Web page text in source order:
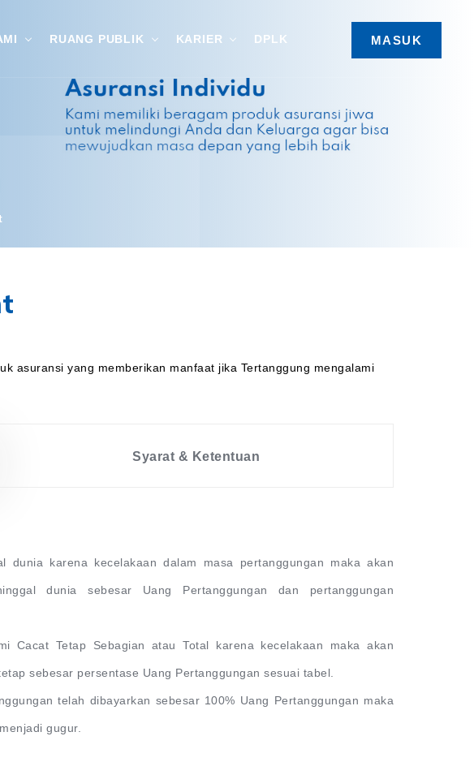
RUANG PUBLIK KARIER DPLK MASUK
asuransi yang memberikan manfaat jika Tertanggung mengalami
Syarat & Ketentuan
dunia karena kecelakaan dalam masa pertanggungan maka akan
dunia sebesar Uang Pertanggungan dan pertanggungan
Cacat Tetap Sebagian atau Total karena kecelakaan maka akan
sebesar persentase Uang Pertanggungan sesuai tabel.
telah dibayarkan sebesar 100% Uang Pertanggungan maka
gugur.